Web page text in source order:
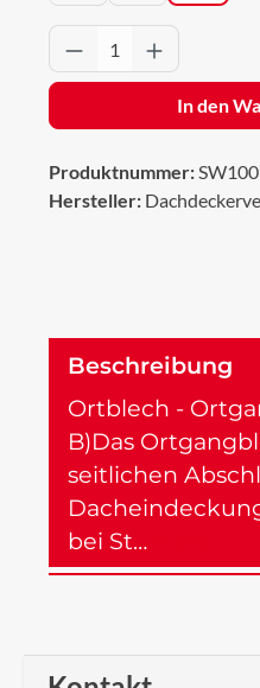
Produkt Anzahl:
In den
Produktnummer:
Hersteller:
Beschreibung
Ortblech -
B)Das
seitlichen
bei St…